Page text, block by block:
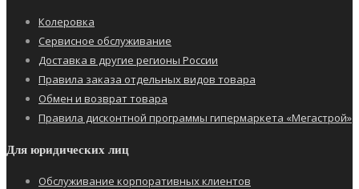
Колеровка
Сервисное обслуживание
Доставка в другие регионы России
Правила заказа отдельных видов товара
Обмен и возврат товара
Правила дисконтной программы гипермаркета «Мегастрой»
Для юридических лиц
Обслуживание корпоративных клиентов